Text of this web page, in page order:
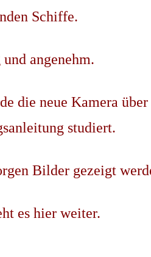
Schiffe.
angenehm.
die neue Kamera
studiert.
Bilder gezeigt
es hier weiter.